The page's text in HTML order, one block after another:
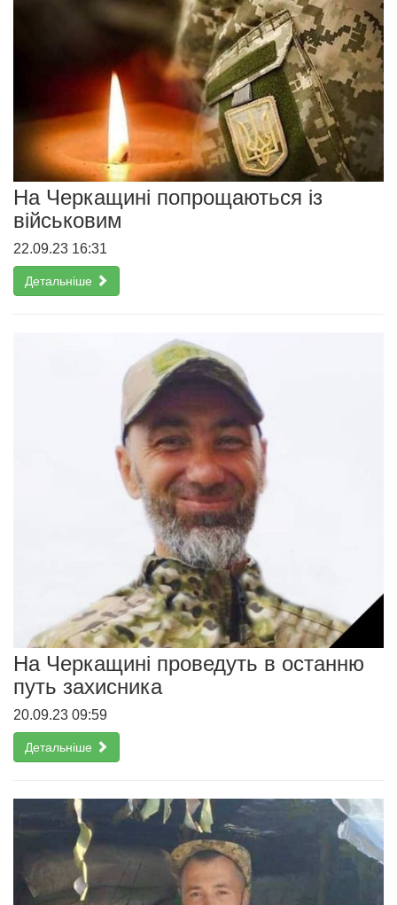
На Черкащині попрощаються із
військовим
22.09.23 16:31
Детальніше
На Черкащині проведуть в останню
путь захисника
20.09.23 09:59
Детальніше